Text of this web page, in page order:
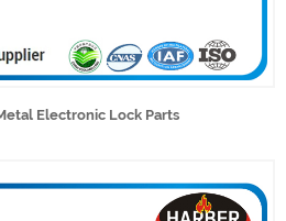
Electronic Lock Parts